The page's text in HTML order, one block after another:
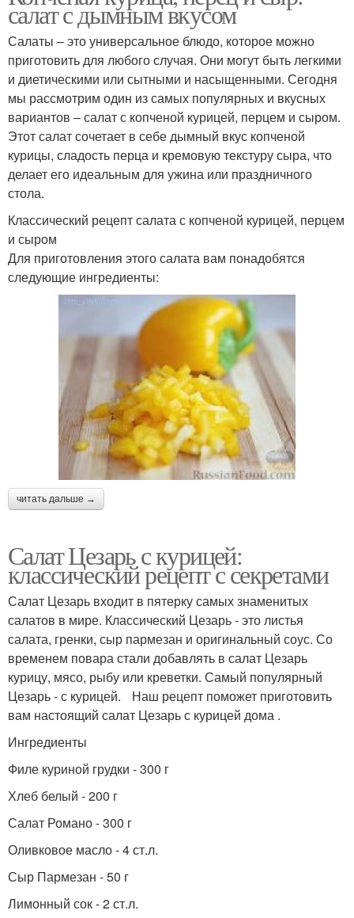
салат с дымным вкусом
Салаты – это универсальное блюдо, которое можно
приготовить для любого случая. Они могут быть легкими
и диетическими или сытными и насыщенными. Сегодня
мы рассмотрим один из самых популярных и вкусных
вариантов – салат с копченой курицей, перцем и сыром.
Этот салат сочетает в себе дымный вкус копченой
курицы, сладость перца и кремовую текстуру сыра, что
делает его идеальным для ужина или праздничного
стола.
Классический рецепт салата с копченой курицей, перцем
и сыром
Для приготовления этого салата вам понадобятся
следующие ингредиенты:
читать дальше →
Салат Цезарь с курицей:
классический рецепт с секретами
Салат Цезарь входит в пятерку самых знаменитых
салатов в мире. Классический Цезарь - это листья
салата, гренки, сыр пармезан и оригинальный соус. Со
временем повара стали добавлять в салат Цезарь
курицу, мясо, рыбу или креветки. Самый популярный
Цезарь - с курицей. Наш рецепт поможет приготовить
вам настоящий салат Цезарь с курицей дома .
Ингредиенты
Филе куриной грудки - 300 г
Хлеб белый - 200 г
Салат Романо - 300 г
Оливковое масло - 4 ст.л.
Сыр Пармезан - 50 г
Лимонный сок - 2 ст.л.